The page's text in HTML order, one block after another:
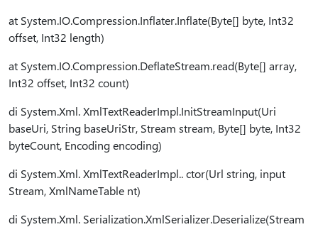
at System.IO.Compression.Inflater.Inflate(Byte[] byte, Int32
offset, Int32 length)
at System.IO.Compression.DeflateStream.read(Byte[] array,
Int32 offset, Int32 count)
di System.Xml. XmlTextReaderImpl.InitStreamInput(Uri
baseUri, String baseUriStr, Stream stream, Byte[] byte, Int32
byteCount, Encoding encoding)
di System.Xml. XmlTextReaderImpl.. ctor(Url string, input
Stream, XmlNameTable nt)
di System.Xml. Serialization.XmlSerializer.Deserialize(Stream